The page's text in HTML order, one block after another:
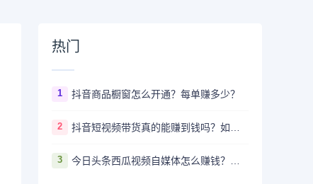
热门
1 抖音商品橱窗怎么开通？每单赚多少？
2
3